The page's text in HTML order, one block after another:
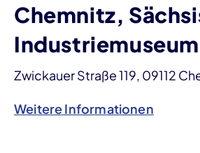
Chemnitz,
Industriemuseum
Zwickauer Straße 119, 09112
Weitere Informationen